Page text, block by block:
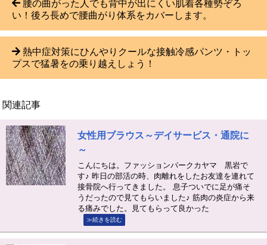
腰の曲がった人でも背中が出にくい肌着各種勢ぞろ
い！後ろ長めで腰曲がり体系をカバーします。
熱中症対策にひんやりクールな接触冷感パンツ・トッ
プスで猛暑をの乗り越えしょう！
関連記事
女性用ブラウス～デイサービス・通院に
～
こんにちは。ファッションパークカヤマ 黒岩で
す♪ 昨日の部活の時、肉離れをしたお友達を連れて
接骨院へ行ってきました。 息子ついでに足が痛そ
うだったので見てもらいました♪ 筋肉の炎症から来
る痛みでした。見てもらって良かった
≫続きを読む